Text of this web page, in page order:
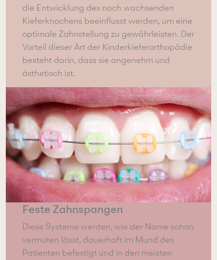
die Entwicklung des noch wachsenden
Kieferknochens beeinflusst werden, um eine
optimale Zahnstellung zu gewährleisten. Der
Vorteil dieser Art der Kinderkieferorthopädie
besteht darin, dass sie angenehm und
ästhetisch ist.
Feste Zahnspangen
Diese Systeme werden, wie der Name schon
vermuten lässt, dauerhaft im Mund des
Patienten befestigt und in den meisten